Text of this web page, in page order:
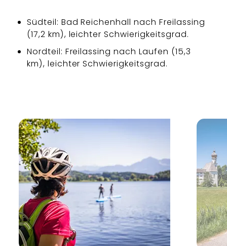
Südteil: Bad Reichenhall nach Freilassing
(17,2 km), leichter Schwierigkeitsgrad.
Nordteil: Freilassing nach Laufen (15,3
km), leichter Schwierigkeitsgrad.